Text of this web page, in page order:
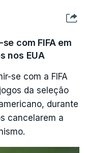
Parnell, disse
com FIFA em
nos EUA
se com a FIFA
da seleção
durante
cancelarem a